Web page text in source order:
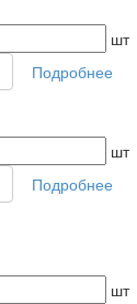
шт
Подробнее
шт
Подробнее
шт